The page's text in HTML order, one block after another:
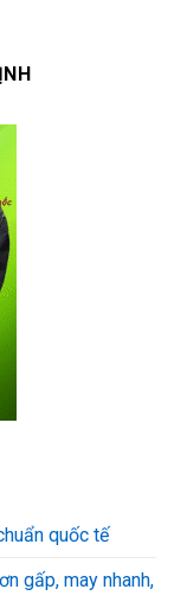
quốc tế
gấp, may nhanh,